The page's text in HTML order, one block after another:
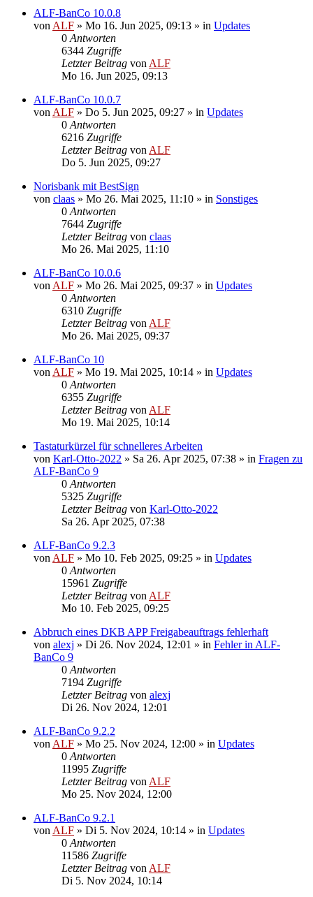
ALF-BanCo 10.0.8
von ALF » Mo 16. Jun 2025, 09:13 » in Updates
0 Antworten
6344 Zugriffe
Letzter Beitrag von ALF
Mo 16. Jun 2025, 09:13
ALF-BanCo 10.0.7
von ALF » Do 5. Jun 2025, 09:27 » in Updates
0 Antworten
6216 Zugriffe
Letzter Beitrag von ALF
Do 5. Jun 2025, 09:27
Norisbank mit BestSign
von claas » Mo 26. Mai 2025, 11:10 » in Sonstiges
0 Antworten
7644 Zugriffe
Letzter Beitrag von claas
Mo 26. Mai 2025, 11:10
ALF-BanCo 10.0.6
von ALF » Mo 26. Mai 2025, 09:37 » in Updates
0 Antworten
6310 Zugriffe
Letzter Beitrag von ALF
Mo 26. Mai 2025, 09:37
ALF-BanCo 10
von ALF » Mo 19. Mai 2025, 10:14 » in Updates
0 Antworten
6355 Zugriffe
Letzter Beitrag von ALF
Mo 19. Mai 2025, 10:14
Tastaturkürzel für schnelleres Arbeiten
von Karl-Otto-2022 » Sa 26. Apr 2025, 07:38 » in Fragen zu
ALF-BanCo 9
0 Antworten
5325 Zugriffe
Letzter Beitrag von Karl-Otto-2022
Sa 26. Apr 2025, 07:38
ALF-BanCo 9.2.3
von ALF » Mo 10. Feb 2025, 09:25 » in Updates
0 Antworten
15961 Zugriffe
Letzter Beitrag von ALF
Mo 10. Feb 2025, 09:25
Abbruch eines DKB APP Freigabeauftrags fehlerhaft
von alexj » Di 26. Nov 2024, 12:01 » in Fehler in ALF-
BanCo 9
0 Antworten
7194 Zugriffe
Letzter Beitrag von alexj
Di 26. Nov 2024, 12:01
ALF-BanCo 9.2.2
von ALF » Mo 25. Nov 2024, 12:00 » in Updates
0 Antworten
11995 Zugriffe
Letzter Beitrag von ALF
Mo 25. Nov 2024, 12:00
ALF-BanCo 9.2.1
von ALF » Di 5. Nov 2024, 10:14 » in Updates
0 Antworten
11586 Zugriffe
Letzter Beitrag von ALF
Di 5. Nov 2024, 10:14